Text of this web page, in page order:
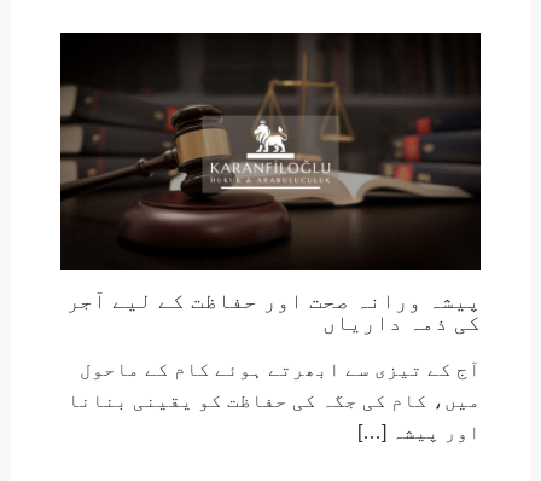
پیشہ ورانہ صحت اور حفاظت کے لیے آجر
کی ذمہ داریاں
آج کے تیزی سے ابھرتے ہوئے کام کے ماحول
میں، کام کی جگہ کی حفاظت کو یقینی بنانا
اور پیشہ […]